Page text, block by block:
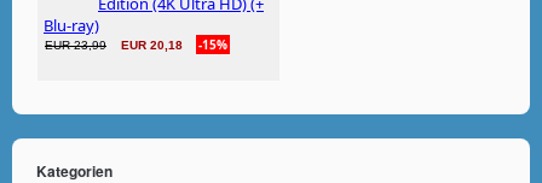
Kategorien